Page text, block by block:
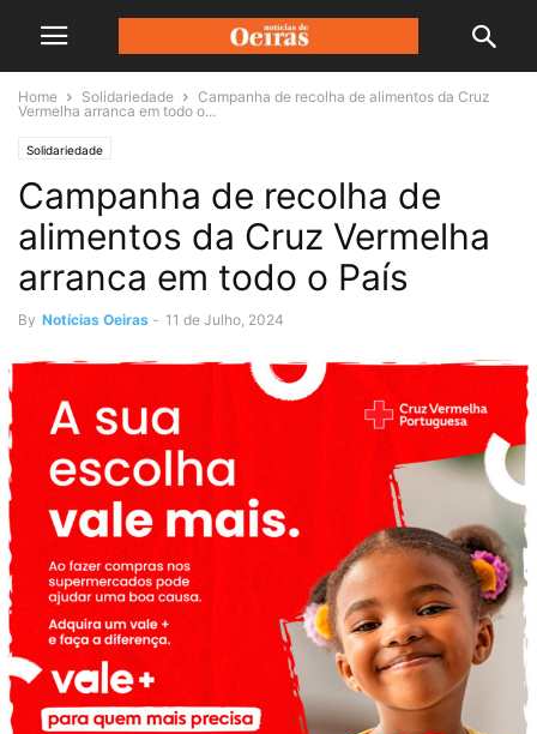
Home Solidariedade
Campanha de recolha de alimentos da Cruz
Vermelha arranca em todo o...
Solidariedade
Campanha de recolha de
alimentos da Cruz Vermelha
arranca em todo o País
By Notícias Oeiras - 11 de Julho, 2024